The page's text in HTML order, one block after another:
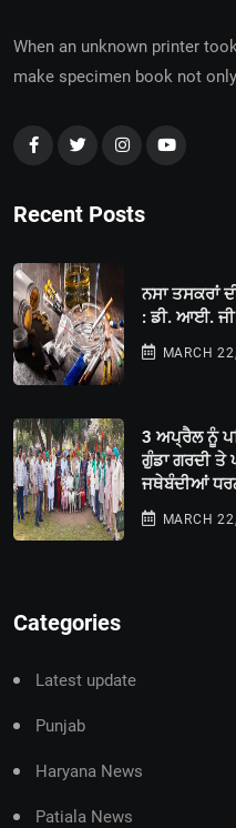
When an unknown printer
make specimen book not
Recent Posts
ਨਸਾ ਤਸਕਰਾਂ
: ਡੀ. ਆਈ.
MARCH
3 ਅਪ੍ਰੈਲ ਨੂੰ
ਗੁੰਡਾ ਗਰਦੀ ਤੇ
ਜਥੇਬੰਦੀਆਂ
MARCH
Categories
Latest update
Punjab
Haryana News
Patiala News